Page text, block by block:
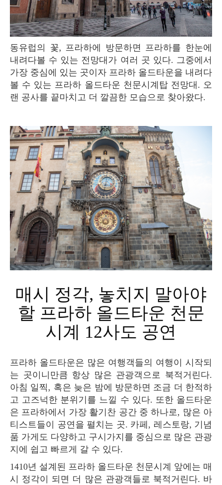
동유럽의 꽃, 프라하에 방문하면 프라하를 한눈에
내려다볼 수 있는 전망대가 여러 곳 있다. 그중에서
가장 중심에 있는 곳이자 프라하 올드타운을 내려다
볼 수 있는 프라하 올드타운 천문시계탑 전망대. 오
랜 공사를 끝마치고 더 깔끔한 모습으로 찾아왔다.
매시 정각, 놓치지 말아야
할 프라하 올드타운 천문
시계 12사도 공연
프라하 올드타운은 많은 여행객들의 여행이 시작되
는 곳이니만큼 항상 많은 관광객으로 북적거린다.
아침 일찍, 혹은 늦은 밤에 방문하면 조금 더 한적하
고 고즈넉한 분위기를 느낄 수 있다. 또한 올드타운
은 프라하에서 가장 활기찬 공간 중 하나로, 많은 아
티스트들이 공연을 펼치는 곳. 카페, 레스토랑, 기념
품 가게도 다양하고 구시가지를 중심으로 많은 관광
지에 쉽고 빠르게 갈 수 있다.
1410년 설계된 프라하 올드타운 천문시계 앞에는 매
시 정각이 되면 더 많은 관광객들로 북적거린다. 바